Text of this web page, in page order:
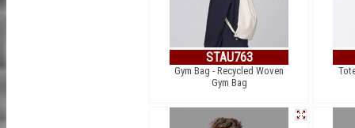
STAU763
Gym Bag - Recycled Woven
Gym Bag